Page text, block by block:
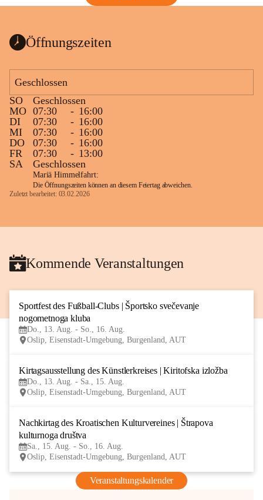
Öffnungszeiten
Geschlossen
SO
Geschlossen
MO 07:30 - 16:00
DI
07:30 - 16:00
MI
07:30 - 16:00
DO
07:30 - 16:00
FR
07:30 - 13:00
SA
Geschlossen
Mariä Himmelfahrt:
Die Öffnungszeiten können an diesem Feiertag abweichen.
Zuletzt bearbeitet: 03.02.2026
Kommende Veranstaltungen
Sportfest des Fußball-Clubs | Športsko svečevanje
nogometnoga kluba
Do., 13. Aug. - So., 16. Aug.
Oslip, Eisenstadt-Umgebung, Burgenland, AUT
Kirtagsausstellung des Künstlerkreises | Kiritofska izložba
Do., 13. Aug. - Sa., 15. Aug.
Oslip, Eisenstadt-Umgebung, Burgenland, AUT
Nachkirtag des Kroatischen Kulturvereines | Štrapova
kulturnoga društva
Sa., 15. Aug. - So., 16. Aug.
Oslip, Eisenstadt-Umgebung, Burgenland, AUT
Veranstaltungskalender